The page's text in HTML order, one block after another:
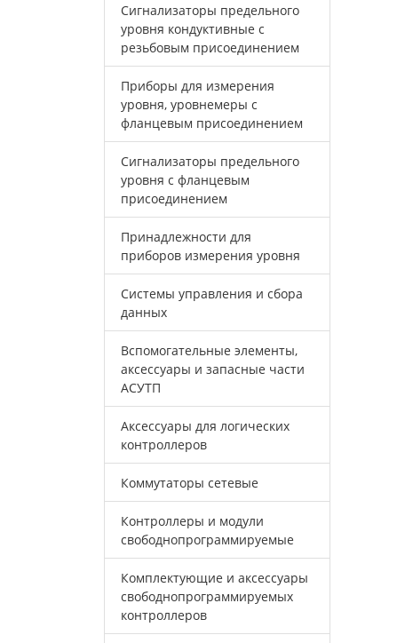
Сигнализаторы предельного
уровня кондуктивные с
резьбовым присоединением
Приборы для измерения
уровня, уровнемеры с
фланцевым присоединением
Сигнализаторы предельного
уровня с фланцевым
присоединением
Принадлежности для
приборов измерения уровня
Системы управления и сбора
данных
Вспомогательные элементы,
аксессуары и запасные части
АСУТП
Аксессуары для логических
контроллеров
Коммутаторы сетевые
Контроллеры и модули
свободнопрограммируемые
Комплектующие и аксессуары
свободнопрограммируемых
контроллеров